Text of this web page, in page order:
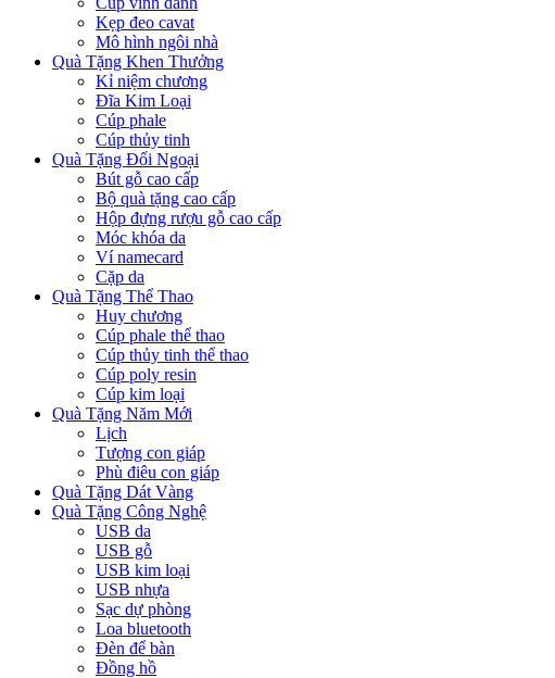
Kẹp đeo cavat
Mô hình ngôi nhà
Quà Tặng Khen Thưởng
Kỉ niệm chương
Đĩa Kim Loại
Cúp phale
Cúp thủy tinh
Quà Tặng Đối Ngoại
Bút gỗ cao cấp
Bộ quà tặng cao cấp
Hộp đựng rượu gỗ cao cấp
Móc khóa da
Ví namecard
Cặp da
Quà Tặng Thể Thao
Huy chương
Cúp phale thể thao
Cúp thủy tinh thể thao
Cúp poly resin
Cúp kim loại
Quà Tặng Năm Mới
Lịch
Tượng con giáp
Phù điêu con giáp
Quà Tặng Dát Vàng
Quà Tặng Công Nghệ
USB da
USB gỗ
USB kim loại
USB nhựa
Sạc dự phòng
Loa bluetooth
Đèn để bàn
Đồng hồ